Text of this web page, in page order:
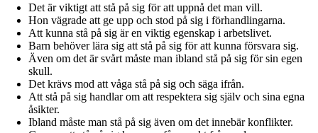
Det är viktigt att stå på sig för att uppnå det man vill.
Hon vägrade att ge upp och stod på sig i förhandlingarna.
Att kunna stå på sig är en viktig egenskap i arbetslivet.
Barn behöver lära sig att stå på sig för att kunna försvara sig.
Även om det är svårt måste man ibland stå på sig för sin egen
skull.
Det krävs mod att våga stå på sig och säga ifrån.
Att stå på sig handlar om att respektera sig själv och sina egna
åsikter.
Ibland måste man stå på sig även om det innebär konflikter.